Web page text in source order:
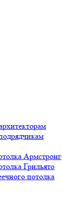
Армстронг
Грильято
потолка